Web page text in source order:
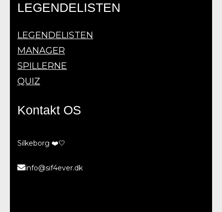
LEGENDELISTEN
LEGENDELISTEN
MANAGER
SPILLERNE
QUIZ
Kontakt OS
Silkeborg ❤️🤍
info@sif4ever.dk